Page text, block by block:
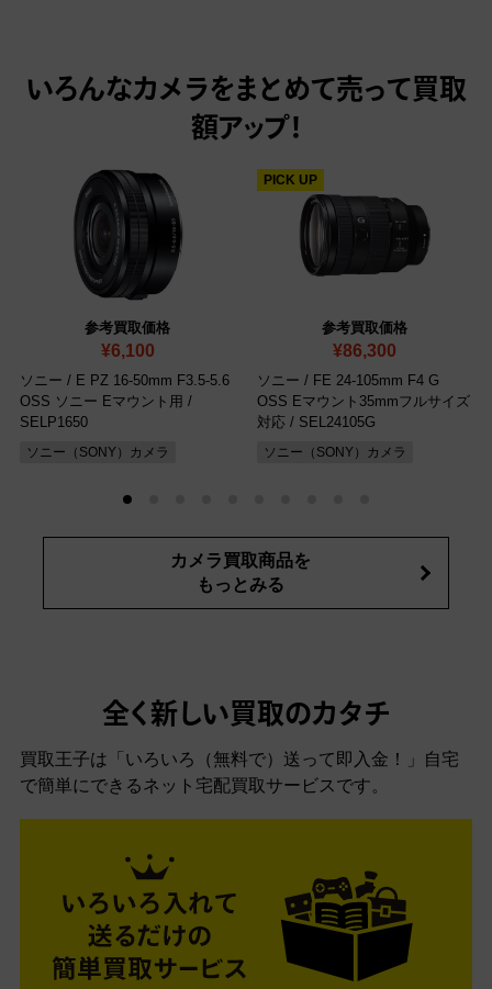
いろんなカメラをまとめて売って買取
額アップ！
参考買取価格
¥6,100
ソニー / E PZ 16-50mm F3.5-5.6
OSS ソニー Eマウント用 /
‎SELP1650
ソニー（SONY）カメラ
参考買取価格
¥86,300
PICK UP
ソニー / FE 24-105mm F4 G
OSS Eマウント35mmフルサイズ
対応 / SEL24105G
ソニー（SONY）カメラ
カメラ買取商品を
もっとみる
全く新しい買取のカタチ
買取王子は「いろいろ（無料で）送って即入金！」自宅
で簡単にできるネット宅配買取サービスです。